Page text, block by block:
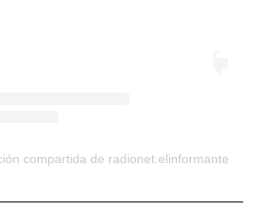
compartida de radionet.elinformante